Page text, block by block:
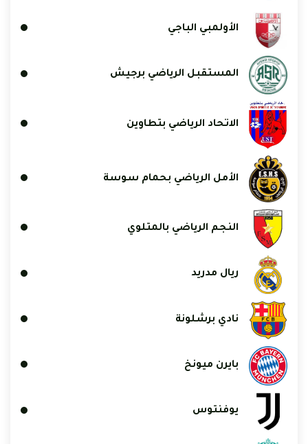
الأولمبي الباجي
المستقبل الرياضي برجيش
الاتحاد الرياضي بتطاوين
الأمل الرياضي بحمام سوسة
النجم الرياضي بالمتلوي
ريال مدريد
نادي برشلونة
بايرن ميونخ
يوفنتوس